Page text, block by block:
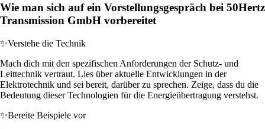
Wie man sich auf ein Vorstellungsgespräch bei 50Hertz
Transmission GmbH vorbereitet
✨Verstehe die Technik
Mach dich mit den spezifischen Anforderungen der Schutz- und
Leittechnik vertraut. Lies über aktuelle Entwicklungen in der
Elektrotechnik und sei bereit, darüber zu sprechen. Zeige, dass du die
Bedeutung dieser Technologien für die Energieübertragung verstehst.
✨Bereite Beispiele vor